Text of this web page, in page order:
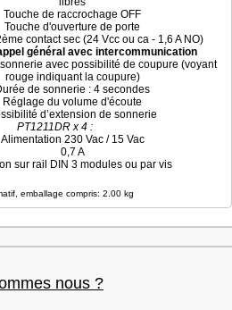
Touche de raccrochage OFF
Touche d'ouverture de porte
contact sec (24 Vcc ou ca - 1,6 A NO)
général avec intercommunication
avec possibilité de coupure (voyant
rouge indiquant la coupure)
de sonnerie : 4 secondes
Réglage du volume d'écoute
d’extension de sonnerie
PT1211DR x 4 :
Alimentation 230 Vac / 15 Vac
0,7 A
sur rail DIN 3 modules ou par vis
emballage compris: 2.00 kg
nous ?